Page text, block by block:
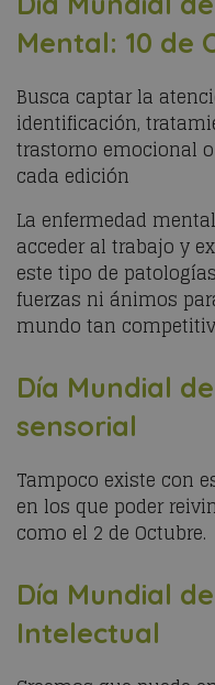
Mental: 10 de
Busca captar la
identificación,
trastorno emocional
cada edición
La enfermedad
acceder al trabajo y
este tipo de
fuerzas ni ánimos
mundo tan
Día Mundial
sensorial
Tampoco existe con
en los que poder
como el 2 de Octubre.
Día Mundial
Intelectual